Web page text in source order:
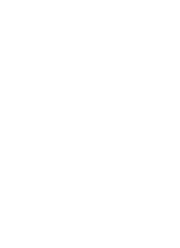
ein oder benutze die